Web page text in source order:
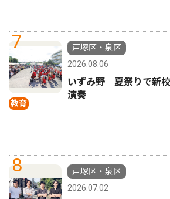
7
教育
戸塚区・泉区
2026.08.06
いずみ野 夏祭りで新
演奏
8
戸塚区・泉区
2026.07.02